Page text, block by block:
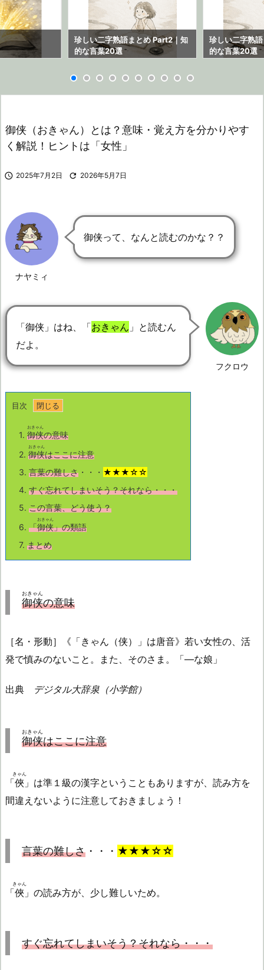
珍しい二字熟語まとめ Part2｜知
的な言葉20選
珍しい二字熟
的な言葉20選
御侠（おきゃん）とは？意味・覚え方を分かりやす
く解説！ヒントは「女性」
 2025年7月2日  2026年5月7日
ナヤミィ
御侠って、なんと読むのかな？？
フクロウ
「御侠」はね、「おきゃん 」と読むん
だよ。
目次
1. 御侠
おきゃん
の意味
2. 御侠
おきゃん
はここに注意
3. 言葉の難しさ ・・・ ★★★☆☆
4. すぐ忘れてしまいそう？それなら・・・
5. この言葉、どう使う？
6. 「御侠
おきゃん
」の類語
7. まとめ
御侠
おきゃん
の意味
［名・形動］《「きゃん（侠）」は唐音》若い女性の、活
発で慎みのないこと。また、そのさま。「—な娘」
出典 デジタル大辞泉（小学館）
御侠
おきゃん
はここに注意
「俠
きゃん
」は準１級の漢字ということもありますが、読み方を
間違えないように注意しておきましょう！
言葉の難しさ ・・・ ★★★☆☆
「俠
きゃん
」の読み方が、少し難しいため。
すぐ忘れてしまいそう？それなら・・・